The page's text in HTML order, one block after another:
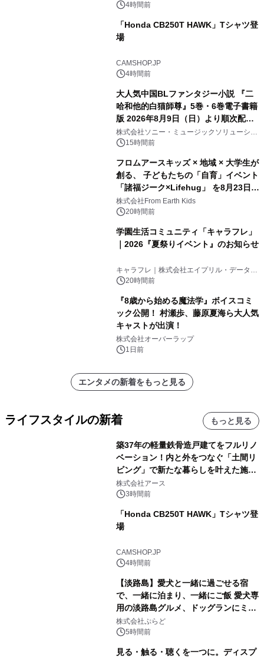
4時間前
「Honda CB250T HAWK」Tシャツ登
場
CAMSHOP.JP
4時間前
大人気中国BLファンタジー小説 『二
哈和他的白猫師尊』5巻・6巻電子書籍
版 2026年8月9日（日）より順次配信
開始
株式会社ソニー・ミュージックソリューショ
ンズ15時間前
フロムアースキッズ × 地域 × 大学生が
創る、 子どもたちの「自育」イベント
「諸福ジーク×Lifehug」 を8月23日
(日)開催
株式会社From Earth Kids
20時間前
学園生活コミュニティ「キャラフレ」
｜2026『夏祭りイベント』のお知らせ
キャラフレ｜株式会社エイプリル・データ・
デザインズ
20時間前
『8歳から始める魔法学』ボイスコミ
ック公開！ 村瀬歩、藤原夏海ら大人気
キャストが出演！
株式会社オーバーラップ
1日前
エンタメの新着をもっと見る
ライフスタイルの新着 もっと見る
築37年の軽量鉄骨造戸建てをフルリノ
ベーション！内と外をつなぐ「土間リ
ビング」で新たな暮らしを叶えた施工
事例を株式会社アースが公開
株式会社アース
3時間前
「Honda CB250T HAWK」Tシャツ登
場
CAMSHOP.JP
4時間前
【淡路島】愛犬と一緒に過ごせる宿
で、一緒に泊まり、一緒にご飯 愛犬専
用の淡路島グルメ、ドッグランにミニ
プール グランピングとトレーラーハウ
スの2施設で
株式会社ぷらど
5時間前
見る・触る・聴くを一つに。ディスプ